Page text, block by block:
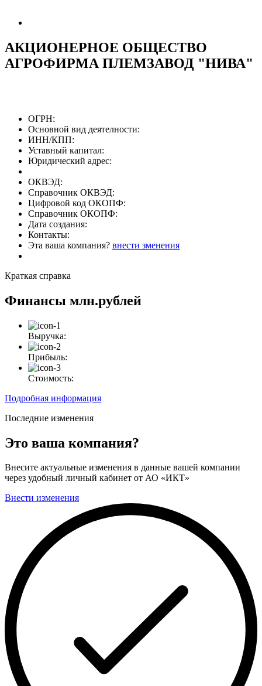
АКЦИОНЕРНОЕ ОБЩЕСТВО
АГРОФИРМА ПЛЕМЗАВОД "НИВА"
ОГРН:
Основной вид деятелности:
ИНН/КПП:
Уставный капитал:
Юридический адрес:
ОКВЭД:
Справочник ОКВЭД:
Цифровой код ОКОПФ:
Справочник ОКОПФ:
Дата создания:
Контакты:
Эта ваша компания? внести зменения
Краткая справка
Финансы млн.рублей
Выручка:
Прибыль:
Стоимость:
Подробная информация
Последние изменения
Это ваша компания?
Внесите актуальные изменения в данные вашей компании
через удобный личный кабинет от АО «ИКТ»
Внести изменения